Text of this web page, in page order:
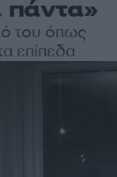
του όπως
επίπεδα